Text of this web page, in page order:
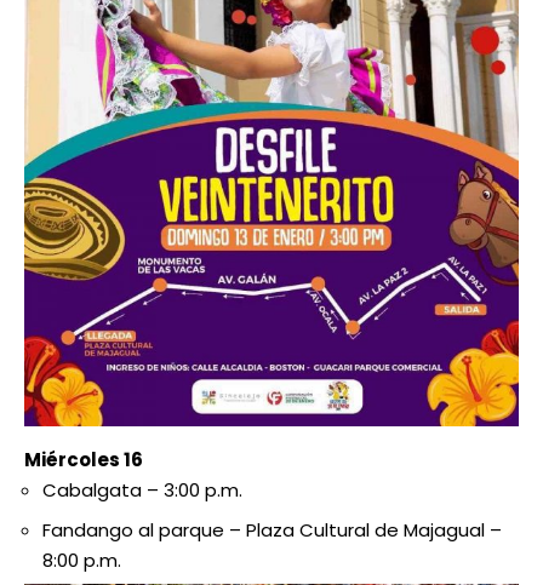
Miércoles 16
Cabalgata – 3:00 p.m.
Fandango al parque – Plaza Cultural de Majagual –
8:00 p.m.